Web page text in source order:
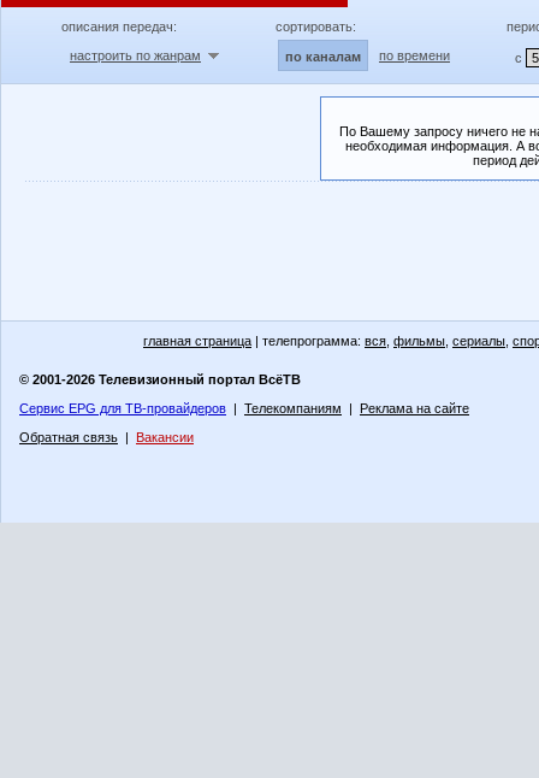
описания передач:
настроить по жанрам
сортировать:
по каналам по времени с
По Вашему запросу ничего не
необходимая информация. А
период
главная страница | телепрограмма: вся фильмы сериалы
© 2001-2026 Телевизионный портал ВсёТВ
Сервис EPG для ТВ-провайдеров | Телекомпаниям | Реклама на сайте
Обратная связь | Вакансии